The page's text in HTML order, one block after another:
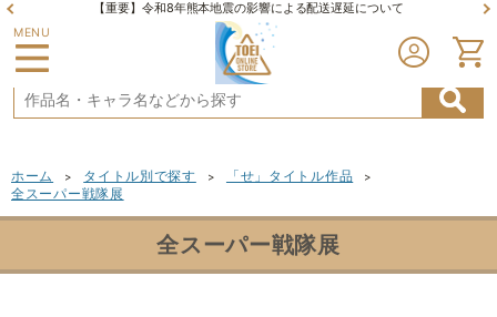
【重要】令和8年熊本地震の影響による配送遅延について
MENU
ホーム > タイトル別で探す > 「せ」タイトル作品 >
全スーパー戦隊展
全スーパー戦隊展